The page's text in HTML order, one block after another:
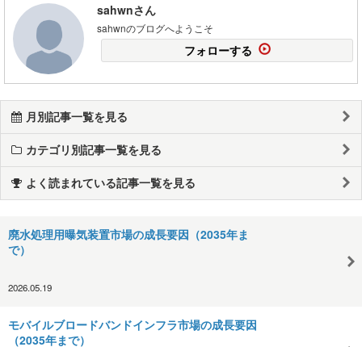
sahwnさん
sahwnのブログへようこそ
フォローする
月別記事一覧を見る
カテゴリ別記事一覧を見る
よく読まれている記事一覧を見る
廃水処理用曝気装置市場の成長要因（2035年ま
で）
2026.05.19
モバイルブロードバンドインフラ市場の成長要因
（2035年まで）